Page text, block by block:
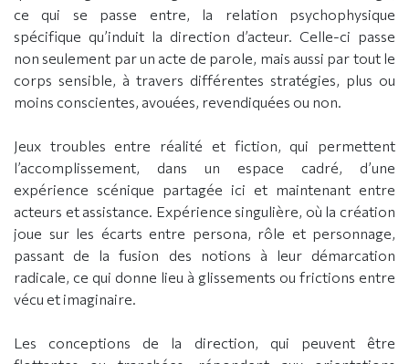
ce qui se passe entre, la relation psychophysique
spécifique qu’induit la direction d’acteur. Celle-ci passe
non seulement par un acte de parole, mais aussi par tout le
corps sensible, à travers différentes stratégies, plus ou
moins conscientes, avouées, revendiquées ou non.
Jeux troubles entre réalité et fiction, qui permettent
l’accomplissement, dans un espace cadré, d’une
expérience scénique partagée ici et maintenant entre
acteurs et assistance. Expérience singulière, où la création
joue sur les écarts entre persona, rôle et personnage,
passant de la fusion des notions à leur démarcation
radicale, ce qui donne lieu à glissements ou frictions entre
vécu et imaginaire.
Les conceptions de la direction, qui peuvent être